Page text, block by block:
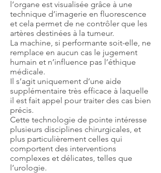
l’organe est visualisée grâce à une
technique d’imagerie en fluorescence
et cela permet de ne contrôler que les
artères destinées à la tumeur.
La machine, si performante soit-elle, ne
remplace en aucun cas le jugement
humain et n’influence pas l’éthique
médicale.
Il s’agit uniquement d’une aide
supplémentaire très efficace à laquelle
il est fait appel pour traiter des cas bien
précis.
Cette technologie de pointe intéresse
plusieurs disciplines chirurgicales, et
plus particulièrement celles qui
comportent des interventions
complexes et délicates, telles que
l’urologie.